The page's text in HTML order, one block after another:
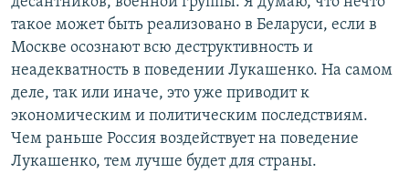
такое может быть реализовано в Беларуси, если в
Москве осознают всю деструктивность и
неадекватность в поведении Лукашенко. На самом
деле, так или иначе, это уже приводит к
экономическим и политическим последствиям.
Чем раньше Россия воздействует на поведение
Лукашенко, тем лучше будет для страны.